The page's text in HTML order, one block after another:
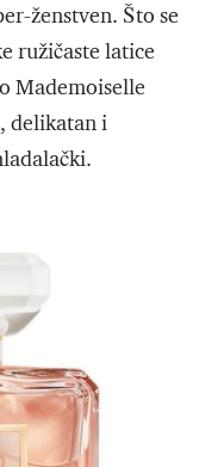
ženstven. Što se
ružičaste latice
Mademoiselle
delikatan i